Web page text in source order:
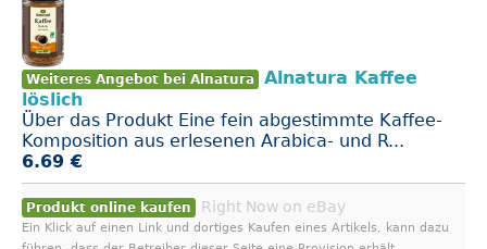
Weiteres Angebot bei Alnatura
Alnatura Kaffee
löslich
Über das Produkt Eine fein abgestimmte Kaffee-
Komposition aus erlesenen Arabica- und R...
6.69 €
Produkt online kaufen Right Now on eBay
Ein Klick auf einen Link und dortiges Kaufen eines Artikels, kann dazu